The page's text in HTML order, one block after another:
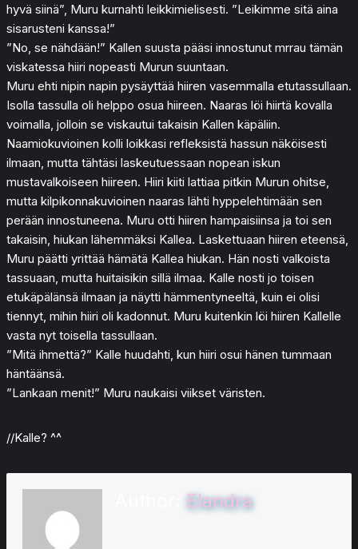
hyvä siinä”, Muru kurnahti leikkimielisesti. ”Leikimme sitä aina
sisarusteni kanssa!”
”No, se nähdään!” Kallen suusta pääsi innostunut mrrau tämän
viskatessa hiiri nopeasti Murun suuntaan.
Muru ehti nipin napin pysäyttää hiiren vasemmalla etutassullaan.
Isolla tassulla oli helppo osua hiireen. Naaras löi hiirtä kovalla
voimalla, jolloin se viskautui takaisin Kallen käpäliin.
Naamiokuvioinen kolli loikkasi refleksistä hassun näköisesti
ilmaan, mutta tähtäsi laskeutuessaan nopean iskun
mustavalkoiseen hiireen. Hiiri kiiti lattiaa pitkin Murun ohitse,
mutta kilpikonnakuvioinen naaras lähti hyppelehtimään sen
perään innostuneena. Muru otti hiiren hampaisiinsa ja toi sen
takaisin, hiukan lähemmäksi Kallea. Laskettuaan hiiren eteensä,
Muru päätti yrittää hämätä Kallea hiukan. Hän nosti valkoista
tassuaan, mutta huitaisikin sillä ilmaa. Kalle nosti jo toisen
etukäpälänsä ilmaan ja näytti hämmentyneeltä, kuin ei olisi
tiennyt, mihin hiiri oli kadonnut. Muru kuitenkin löi hiiren Kallelle
vasta nyt toisella tassullaan.
”Mitä ihmettä?” Kalle huudahti, kun hiiri osui hänen tummaan
häntäänsä.
”Lankaan menit!” Muru naukaisi viikset väristen.
//Kalle? ^^
Elandra